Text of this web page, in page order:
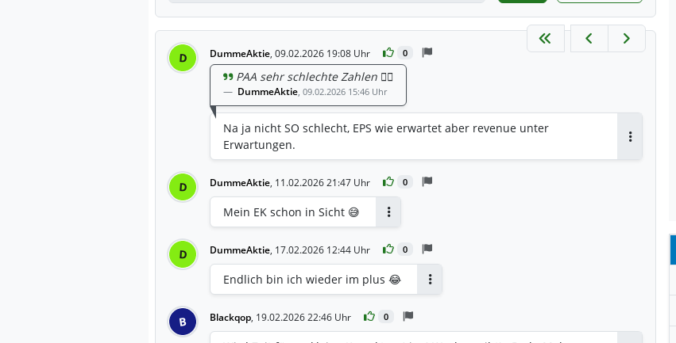
D DummeAktie, 09.02.2026 19:08 Uhr 0
PAA sehr schlechte Zahlen 🤦‍♀️
DummeAktie, 09.02.2026 15:46 Uhr
Na ja nicht SO schlecht, EPS wie erwartet aber revenue unter
Erwartungen.
D DummeAktie, 11.02.2026 21:47 Uhr 0
Mein EK schon in Sicht 😅
D DummeAktie, 17.02.2026 12:44 Uhr 0
Endlich bin ich wieder im plus 😂
B Blackqop, 19.02.2026 22:46 Uhr 0